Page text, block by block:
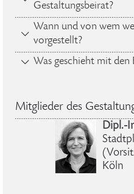
Gestaltungsbeirat?
Wann und von wem
vorgestellt?
Was geschieht mit den
Mitglieder des
Dipl.-
Köln